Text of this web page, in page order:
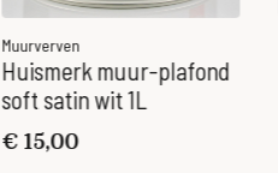
Muurverven
Huismerk muur-plafond
soft satin wit 1L
€ 15,00